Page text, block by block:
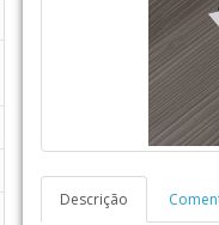
Descrição